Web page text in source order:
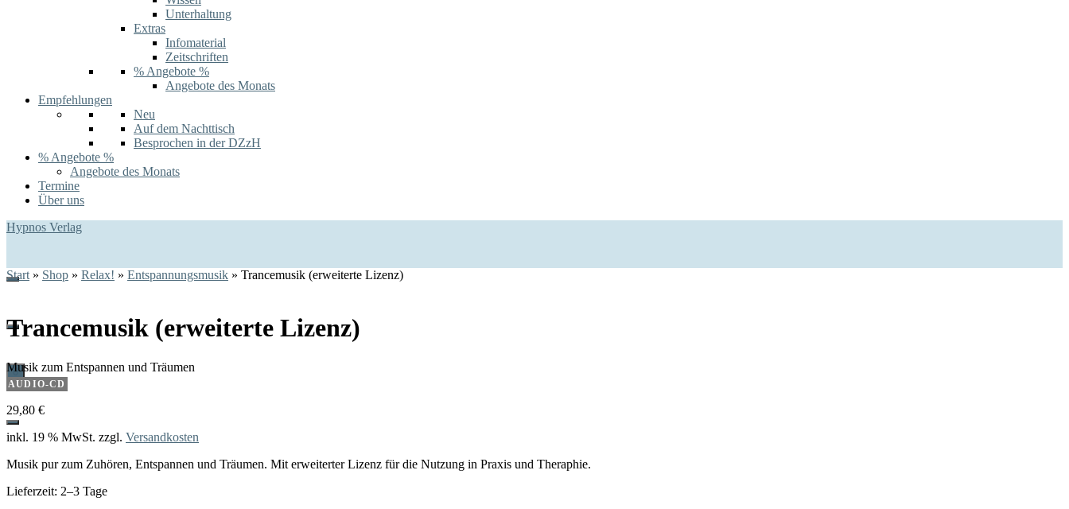
Unterhaltung
Extras
Infomaterial
Zeitschriften
% Angebote %
Angebote des Monats
Empfehlungen
Neu
Auf dem Nachttisch
Besprochen in der DZzH
% Angebote %
Angebote des Monats
Termine
Über uns
Hypnos Verlag
0
Start » Shop » Relax! » Entspannungsmusik » Trancemusik (erweiterte Lizenz)
Trancemusik (erweiterte Lizenz)
Musik zum Entspannen und Träumen
AUDIO-CD
29,80 €
inkl. 19 % MwSt. zzgl. Versandkosten
Musik pur zum Zuhören, Entspannen und Träumen. Mit erweiterter Lizenz für die Nutzung in Praxis und Theraphie.
Lieferzeit: 2–3 Tage